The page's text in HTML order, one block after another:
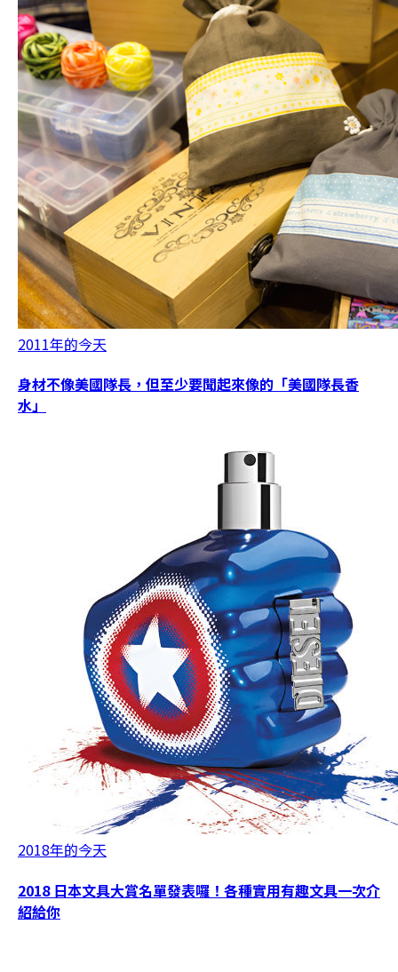
2011年的今天
身材不像美國隊長，但至少要聞起來像的「美國隊長香
水」
2018年的今天
2018 日本文具大賞名單發表囉！各種實用有趣文具一次介
紹給你